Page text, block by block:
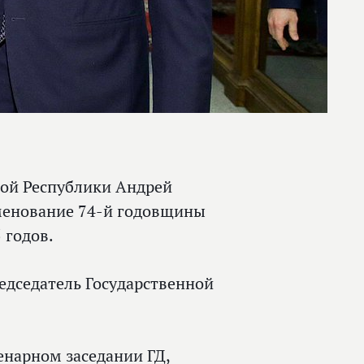
Республики Андрей
74-й годовщины
Государственной
заседании ГД,